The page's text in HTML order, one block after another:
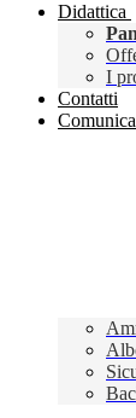
Didattica
I
Contatti